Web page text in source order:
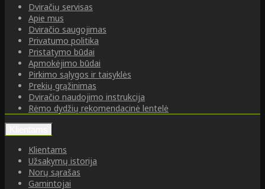
Dviračių servisas
Apie mus
Dviračio saugojimas
Privatumo politika
Pristatymo būdai
Apmokėjimo būdai
Pirkimo sąlygos ir taisyklės
Prekių grąžinimas
Dviračio naudojimo instrukcija
Rėmo dydžių rekomendacinė lentelė
Klientams
Užsakymų istorija
Norų sąrašas
Gamintojai